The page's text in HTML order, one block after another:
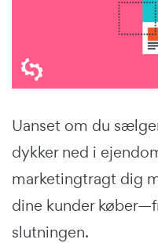
Uanset om du
dykker ned i
marketingtragt dig
dine kunder
slutningen.